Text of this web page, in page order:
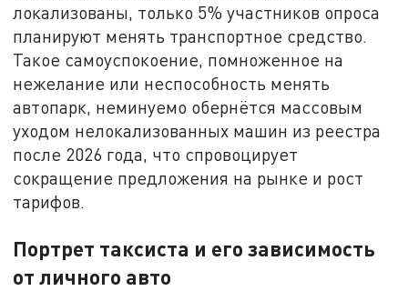
локализованы, только 5% участников опроса
планируют менять транспортное средство.
Такое самоуспокоение, помноженное на
нежелание или неспособность менять
автопарк, неминуемо обернётся массовым
уходом нелокализованных машин из реестра
после 2026 года, что спровоцирует
сокращение предложения на рынке и рост
тарифов.
Портрет таксиста и его зависимость
от личного авто